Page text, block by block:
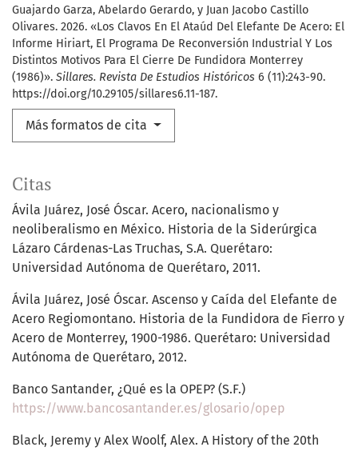
Guajardo Garza, Abelardo Gerardo, y Juan Jacobo Castillo
Olivares. 2026. «Los Clavos En El Ataúd Del Elefante De Acero: El
Informe Hiriart, El Programa De Reconversión Industrial Y Los
Distintos Motivos Para El Cierre De Fundidora Monterrey
(1986)». Sillares. Revista De Estudios Históricos 6 (11):243-90.
https://doi.org/10.29105/sillares6.11-187.
Más formatos de cita
Citas
Ávila Juárez, José Óscar. Acero, nacionalismo y
neoliberalismo en México. Historia de la Siderúrgica
Lázaro Cárdenas-Las Truchas, S.A. Querétaro:
Universidad Autónoma de Querétaro, 2011.
Ávila Juárez, José Óscar. Ascenso y Caída del Elefante de
Acero Regiomontano. Historia de la Fundidora de Fierro y
Acero de Monterrey, 1900-1986. Querétaro: Universidad
Autónoma de Querétaro, 2012.
Banco Santander, ¿Qué es la OPEP? (S.F.)
https://www.bancosantander.es/glosario/opep
Black, Jeremy y Alex Woolf, Alex. A History of the 20th